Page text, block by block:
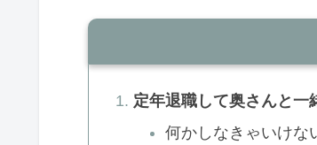
定年退職して奥さんと一
何かしなきゃいけな